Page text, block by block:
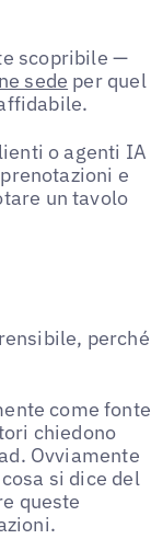
scopribile —
sede per quel
o agenti IA
e
un tavolo
perché
come fonte
chiedono
Ovviamente
si dice del
queste